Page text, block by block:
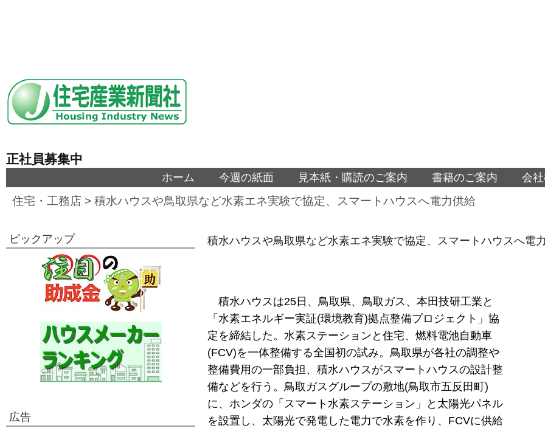
正社員募集中
ホーム 今週の紙面 見本紙・購読のご案内 書籍のご案内 会
住宅・工務店 > 積水ハウスや鳥取県など水素エネ実験で協定、スマートハウスへ電力供給
積水ハウスや鳥取県など水素エネ実験で協定、スマートハウスへ電
積水ハウスは25日、鳥取県、鳥取ガス、本田技研工業と
「水素エネルギー実証(環境教育)拠点整備プロジェクト」協
定を締結した。水素ステーションと住宅、燃料電池自動車
(FCV)を一体整備する全国初の試み。鳥取県が各社の調整や
整備費用の一部負担、積水ハウスがスマートハウスの設計整
備などを行う。鳥取ガスグループの敷地(鳥取市五反田町)
に、ホンダの「スマート水素ステーション」と太陽光パネル
を設置し、太陽光で発電した電力で水素を作り、FCVに供給
ピックアップ
広告